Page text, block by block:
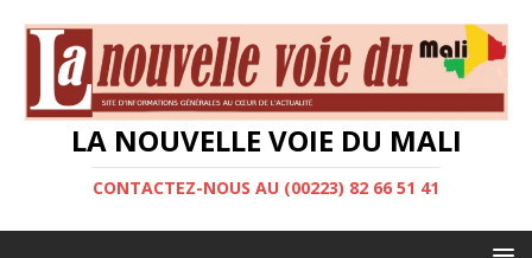
LA NOUVELLE VOIE DU MALI
CONTACTEZ-NOUS AU (00223) 82 66 51 41